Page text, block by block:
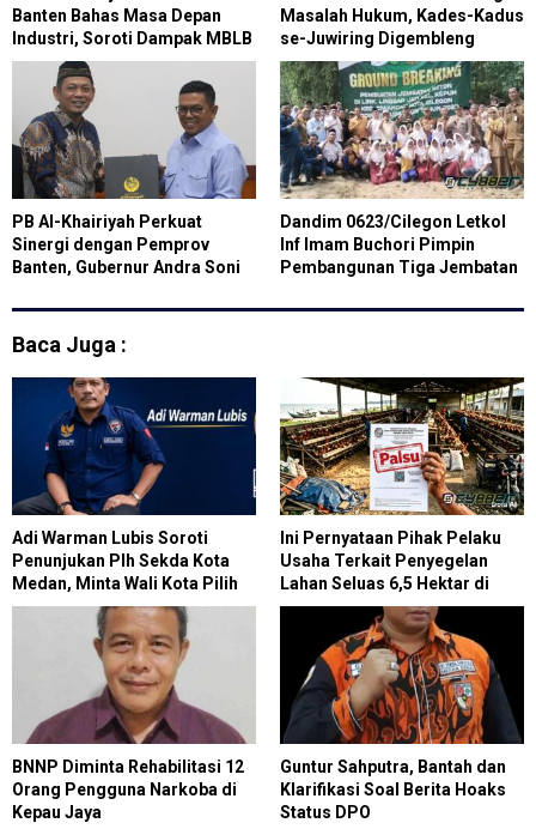
Banten Bahas Masa Depan
Industri, Soroti Dampak MBLB
Bojonegara–Pulo Ampel
Masalah Hukum, Kades-Kadus
se-Juwiring Digembleng
Tingkatkan Kapasitas
PB Al-Khairiyah Perkuat
Sinergi dengan Pemprov
Banten, Gubernur Andra Soni
Dandim 0623/Cilegon Letkol
Inf Imam Buchori Pimpin
Pembangunan Tiga Jembatan
Baca Juga :
Adi Warman Lubis Soroti
Penunjukan Plh Sekda Kota
Medan, Minta Wali Kota Pilih
Figur yang Tepat
Ini Pernyataan Pihak Pelaku
Usaha Terkait Penyegelan
Lahan Seluas 6,5 Hektar di
Paluh Sibaji Pantai
LabuOleh Satpol PP Kabupaten
Deli Serdang
BNNP Diminta Rehabilitasi 12
Orang Pengguna Narkoba di
Kepau Jaya
Guntur Sahputra, Bantah dan
Klarifikasi Soal Berita Hoaks
Status DPO